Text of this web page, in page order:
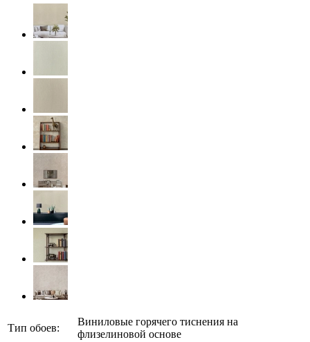
Тип обоев:
Виниловые горячего тиснения на
флизелиновой основе